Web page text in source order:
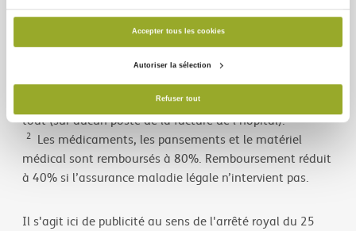
Accepter tous les cookies
Autoriser la sélection
Refuser tout
Remboursement réduit à 50% pour l’hospitalisation,
les soins pré et post hospitalisation et les Maladies
Graves si l’assurance maladie légale n’intervient pas du
tout (sur aucun poste de la facture de l’hôpital).
2 Les médicaments, les pansements et le matériel
médical sont remboursés à 80%. Remboursement réduit
à 40% si l’assurance maladie légale n’intervient pas.
Il s'agit ici de publicité au sens de l'arrêté royal du 25